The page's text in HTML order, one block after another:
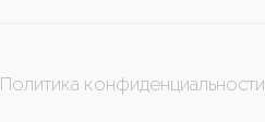
Политика конфиденциальности